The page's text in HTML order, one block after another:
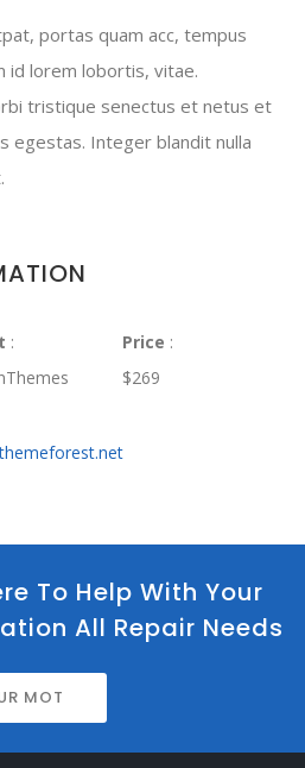
portas quam acc, tempus
id lorem lobortis, vitae.
tristique senectus et netus et
egestas. Integer blandit nulla
:
Price :
$269
To Help With Your
All Repair Needs
MOT